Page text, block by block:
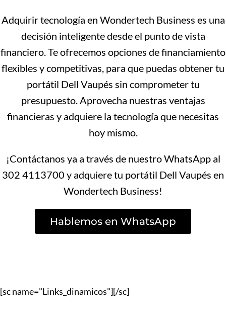
Adquirir tecnología en Wondertech Business es una
decisión inteligente desde el punto de vista
financiero. Te ofrecemos opciones de financiamiento
flexibles y competitivas, para que puedas obtener tu
portátil Dell Vaupés sin comprometer tu
presupuesto. Aprovecha nuestras ventajas
financieras y adquiere la tecnología que necesitas
hoy mismo.
¡Contáctanos ya a través de nuestro WhatsApp al
302 4113700 y adquiere tu portátil Dell Vaupés en
Wondertech Business!
Hablemos en WhatsApp
[sc name="Links_dinamicos"][/sc]